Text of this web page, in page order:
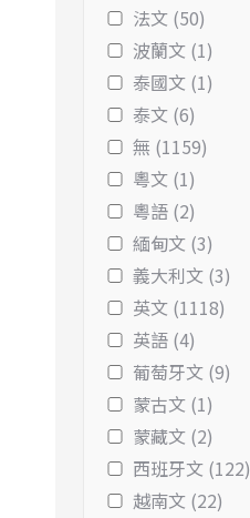
法文 (50)
波蘭文 (1)
泰國文 (1)
泰文 (6)
無 (1159)
粵文 (1)
粵語 (2)
緬甸文 (3)
義大利文 (3)
英文 (1118)
英語 (4)
葡萄牙文 (9)
蒙古文 (1)
蒙藏文 (2)
西班牙文 (122)
越南文 (22)